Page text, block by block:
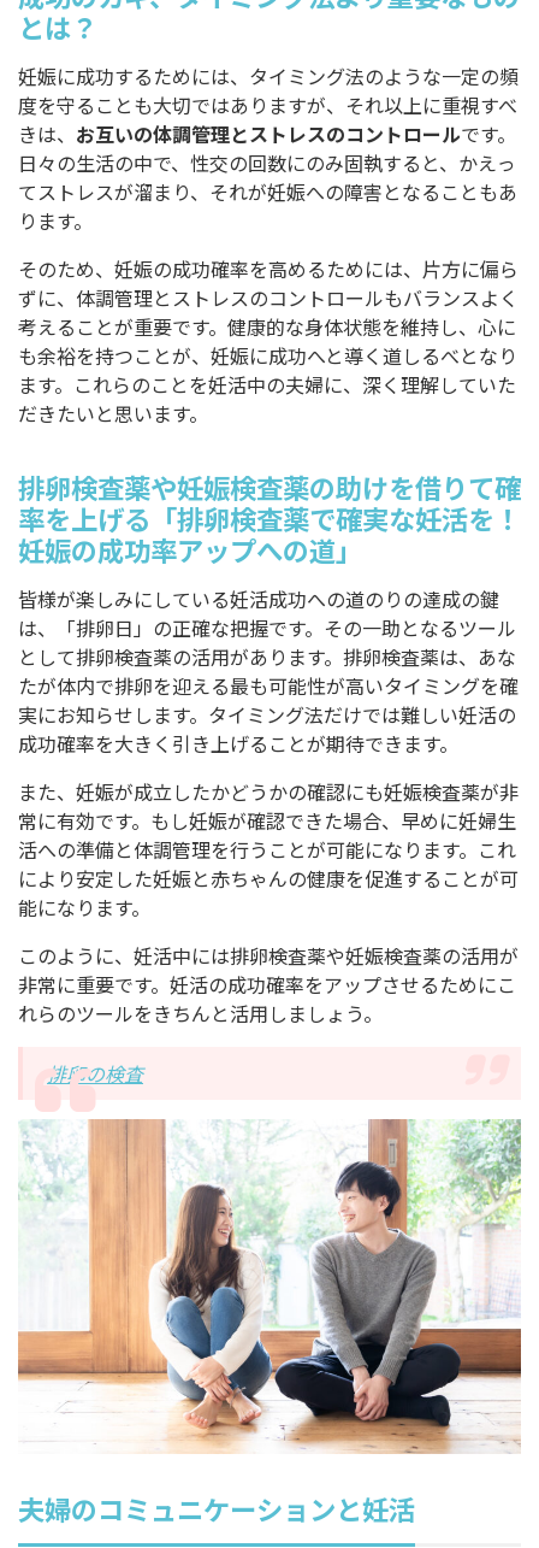
とは？
妊娠に成功するためには、タイミング法のような一定の頻
度を守ることも大切ではありますが、それ以上に重視すべ
きは、 お互いの体調管理とストレスのコントロールです。
日々の生活の中で、性交の回数にのみ固執すると、かえっ
てストレスが溜まり、それが妊娠への障害となることもあ
ります。
そのため、妊娠の成功確率を高めるためには、片方に偏ら
ずに、体調管理とストレスのコントロールもバランスよく
考えることが重要です。健康的な身体状態を維持し、心に
も余裕を持つことが、妊娠に成功へと導く道しるべとなり
ます。これらのことを妊活中の夫婦に、深く理解していた
だきたいと思います。
排卵検査薬や妊娠検査薬の助けを借りて確
率を上げる「排卵検査薬で確実な妊活を！
妊娠の成功率アップへの道」
皆様が楽しみにしている妊活成功への道のりの達成の鍵
は、「排卵日」の正確な把握です。その一助となるツール
として排卵検査薬の活用があります。排卵検査薬は、あな
たが体内で排卵を迎える最も可能性が高いタイミングを確
実にお知らせします。タイミング法だけでは難しい妊活の
成功確率を大きく引き上げることが期待できます。
また、妊娠が成立したかどうかの確認にも妊娠検査薬が非
常に有効です。もし妊娠が確認できた場合、早めに妊婦生
活への準備と体調管理を行うことが可能になります。これ
により安定した妊娠と赤ちゃんの健康を促進することが可
能になります。
このように、妊活中には排卵検査薬や妊娠検査薬の活用が
非常に重要です。妊活の成功確率をアップさせるためにこ
れらのツールをきちんと活用しましょう。
排卵の検査
夫婦のコミュニケーションと妊活